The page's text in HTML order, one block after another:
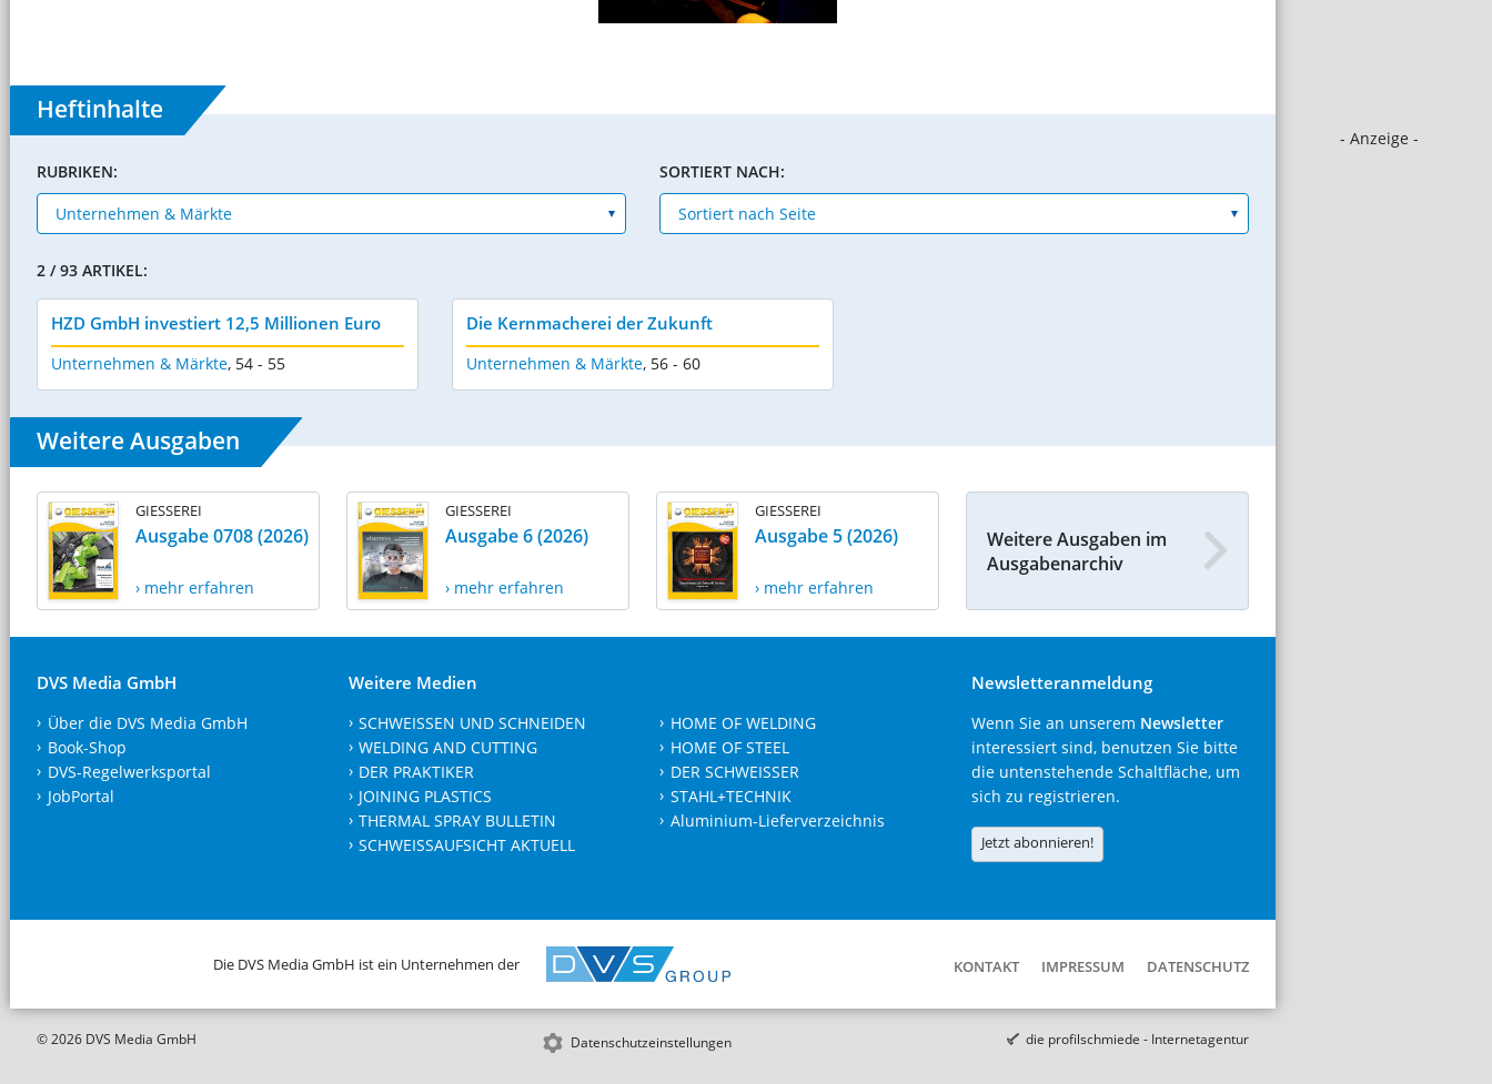
- Anzeige -
Heftinhalte
RUBRIKEN: SORTIERT NACH:
2 / 93 ARTIKEL:
HZD GmbH investiert 12,5 Millionen Euro
Unternehmen & Märkte, 54 - 55
Die Kernmacherei der Zukunft
Unternehmen & Märkte, 56 - 60
Weitere Ausgaben
GIESSEREI
Ausgabe 0708 (2026)
› mehr erfahren
GIESSEREI
Ausgabe 6 (2026)
› mehr erfahren
GIESSEREI
Ausgabe 5 (2026)
› mehr erfahren
Weitere Ausgaben im
Ausgabenarchiv
DVS Media GmbH
Über die DVS Media GmbH
Book-Shop
DVS-Regelwerksportal
JobPortal
Weitere Medien
SCHWEISSEN UND SCHNEIDEN
WELDING AND CUTTING
DER PRAKTIKER
JOINING PLASTICS
THERMAL SPRAY BULLETIN
SCHWEISSAUFSICHT AKTUELL
HOME OF WELDING
HOME OF STEEL
DER SCHWEISSER
STAHL+TECHNIK
Aluminium-Lieferverzeichnis
Newsletteranmeldung
Wenn Sie an unserem Newsletter
interessiert sind, benutzen Sie bitte
die untenstehende Schaltfläche, um
sich zu registrieren.
Jetzt abonnieren!
Die DVS Media GmbH ist ein Unternehmen der KONTAKT IMPRESSUM DATENSCHUTZ
© 2026 DVS Media GmbH Datenschutzeinstellungen die profilschmiede - Internetagentur